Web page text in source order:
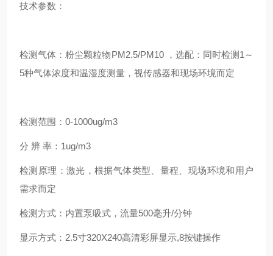
技术参数：
检测气体：粉尘颗粒物PM2.5/PM10 ，选配：同时检测1～
5种气体浓度和温湿度测量，视传感器和现场环境而定
检测范围：0-1000ug/m3
分 辨 率：1ug/m3
检测原理：激光，根据气体类型、量程、现场环境和用户
需求而定
检测方式：内置泵吸式，流量500毫升/分钟
显示方式：2.5寸320X240高清彩屏显示,8按键操作